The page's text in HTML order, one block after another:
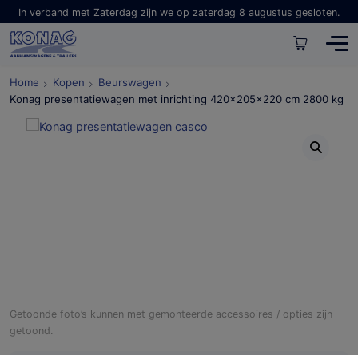
In verband met Zaterdag zijn we op zaterdag 8 augustus gesloten.
Home Kopen
Beurswagen
Konag presentatiewagen met inrichting 420x205x220 cm 2800 kg
Getoonde foto’s kunnen met gemonteerde accessoires / opties zijn
getoond.